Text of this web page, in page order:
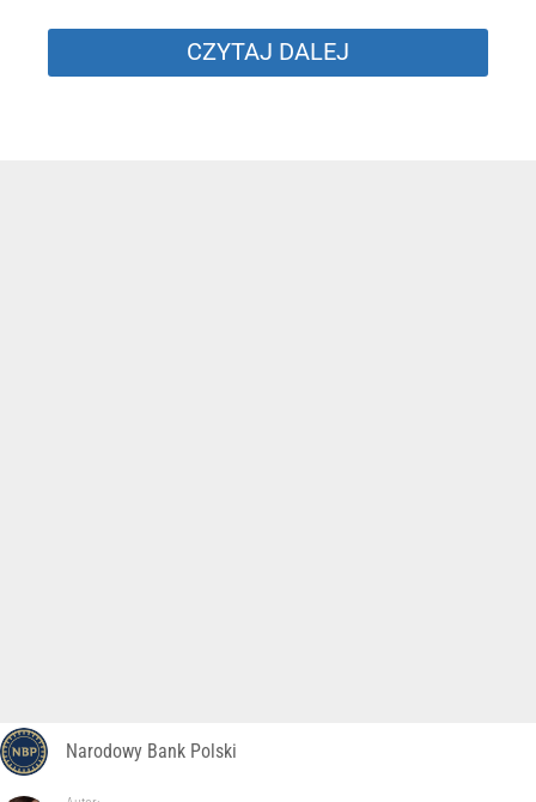
CZYTAJ DALEJ
Narodowy Bank Polski